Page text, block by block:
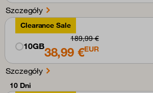
Szczegóły
Clearance Sale
10GB
189,99 €
38,99 €EUR
Szczegóły
10 Dni